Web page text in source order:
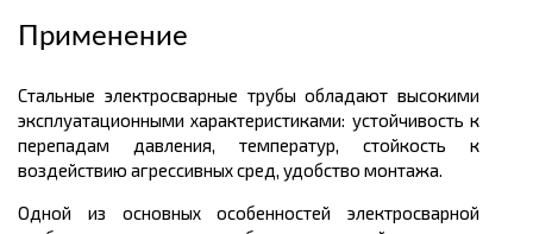
Применение
Стальные электросварные трубы обладают высокими
эксплуатационными характеристиками: устойчивость к
перепадам давления, температур, стойкость к
воздействию агрессивных сред, удобство монтажа.
Одной из основных особенностей электросварной